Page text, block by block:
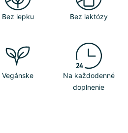
Bez lepku Bez laktózy
Vegánske
Na každodenné
doplnenie